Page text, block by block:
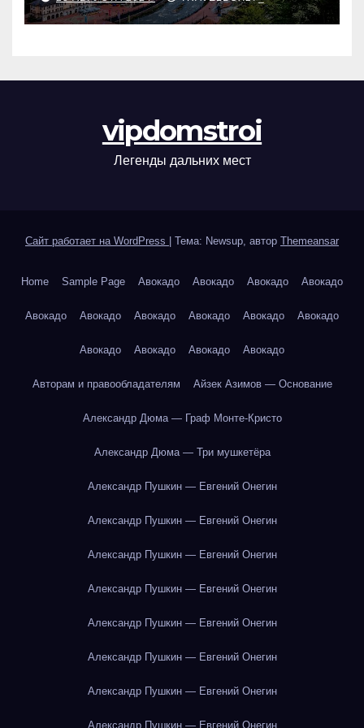
vipdomstroi
Легенды дальних мест
Сайт работает на WordPress | Тема: Newsup, автор Themeansar
Home Sample Page Авокадо Авокадо Авокадо Авокадо
Авокадо Авокадо Авокадо Авокадо Авокадо Авокадо
Авокадо Авокадо Авокадо Авокадо
Авторам и правообладателям Айзек Азимов — Основание
Александр Дюма — Граф Монте-Кристо
Александр Дюма — Три мушкетёра
Александр Пушкин — Евгений Онегин
Александр Пушкин — Евгений Онегин
Александр Пушкин — Евгений Онегин
Александр Пушкин — Евгений Онегин
Александр Пушкин — Евгений Онегин
Александр Пушкин — Евгений Онегин
Александр Пушкин — Евгений Онегин
Александр Пушкин — Евгений Онегин